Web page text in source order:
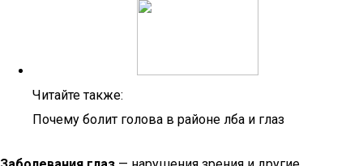
Читайте также:
Почему болит голова в районе лба и глаз